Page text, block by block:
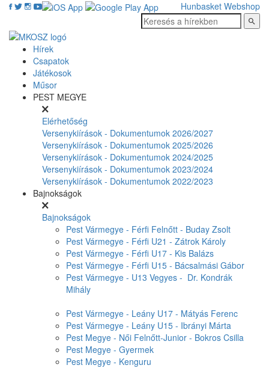
Hunbasket Webshop
Hírek
Csapatok
Játékosok
Műsor
PEST MEGYE
Elérhetőség
Versenykiírások - Dokumentumok 2026/2027
Versenykiírások - Dokumentumok 2025/2026
Versenykiírások - Dokumentumok 2024/2025
Versenykiírások - Dokumentumok 2023/2024
Versenykiírások - Dokumentumok 2022/2023
Bajnokságok
Bajnokságok
Pest Vármegye - Férfi Felnőtt - Buday Zsolt
Pest Vármegye - Férfi U21 - Zátrok Károly
Pest Vármegye - Férfi U17 - Kis Balázs
Pest Vármegye - Férfi U15 - Bácsalmási Gábor
Pest Vármegye - U13 Vegyes - Dr. Kondrák
Mihály
Pest Vármegye - Leány U17 - Mátyás Ferenc
Pest Vármegye - Leány U15 - Ibrányi Márta
Pest Megye - Női Felnőtt-Junior - Bokros Csilla
Pest Megye - Gyermek
Pest Megye - Kenguru